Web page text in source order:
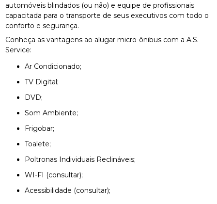
automóveis blindados (ou não) e equipe de profissionais
capacitada para o transporte de seus executivos com todo o
conforto e segurança.
Conheça as vantagens ao alugar micro-ônibus com a A.S.
Service:
Ar Condicionado;
TV Digital;
DVD;
Som Ambiente;
Frigobar;
Toalete;
Poltronas Individuais Reclináveis;
WI-FI (consultar);
Acessibilidade (consultar);